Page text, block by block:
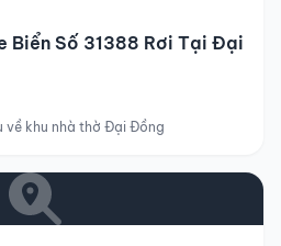
Biển Số 31388 Rơi Tại Đại
về khu nhà thờ Đại Đồng